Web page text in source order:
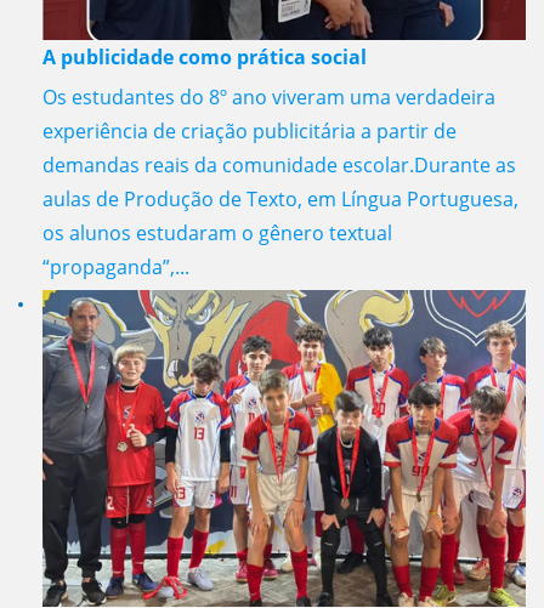
A publicidade como prática social
Os estudantes do 8º ano viveram uma verdadeira
experiência de criação publicitária a partir de
demandas reais da comunidade escolar.Durante as
aulas de Produção de Texto, em Língua Portuguesa,
os alunos estudaram o gênero textual
“propaganda”,...